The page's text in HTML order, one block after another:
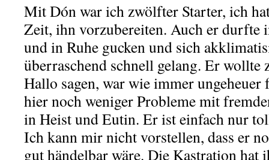
Mit Dón war ich zwölfter Starter, ich
Zeit, ihn vorzubereiten. Auch er durfte
und in Ruhe gucken und sich
überraschend schnell gelang. Er wollte
Hallo sagen, war wie immer
hier noch weniger Probleme mit
in Heist und Eutin. Er ist einfach nur
Ich kann mir nicht vorstellen, dass er
gut händelbar wäre. Die Kastration hat